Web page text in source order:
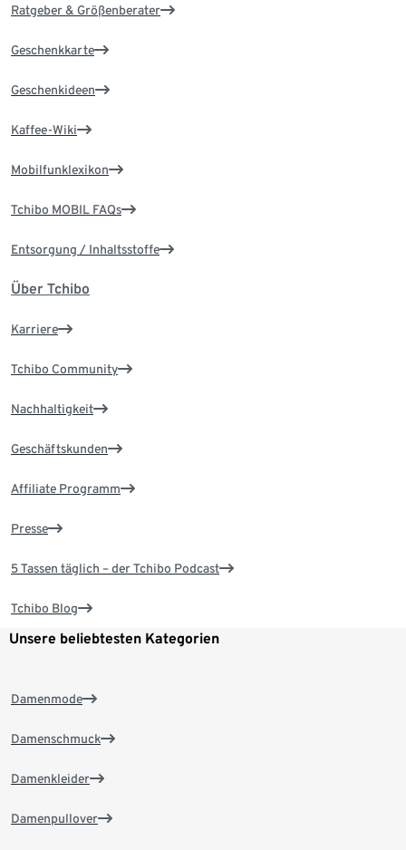
Ratgeber & Größenberater
Geschenkkarte
Geschenkideen
Kaffee-Wiki
Mobilfunklexikon
Tchibo MOBIL FAQs
Entsorgung / Inhaltsstoffe
Über Tchibo
Karriere
Tchibo Community
Nachhaltigkeit
Geschäftskunden
Affiliate Programm
Presse
5 Tassen täglich – der Tchibo Podcast
Tchibo Blog
Unsere beliebtesten Kategorien
Damenmode
Damenschmuck
Damenkleider
Damenpullover